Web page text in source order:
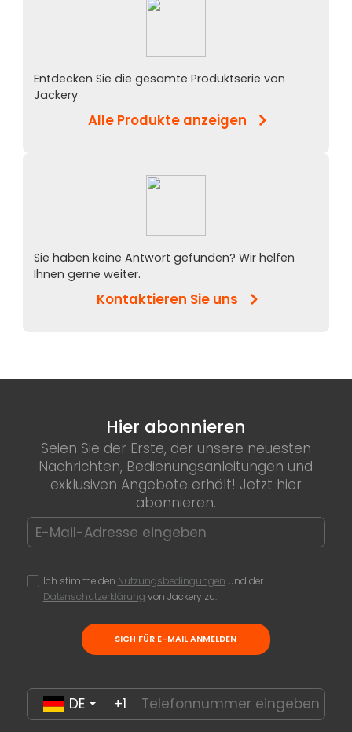
Entdecken Sie die gesamte Produktserie von
Jackery
Alle Produkte anzeigen
Sie haben keine Antwort gefunden? Wir helfen
Ihnen gerne weiter.
Kontaktieren Sie uns
Hier abonnieren
Seien Sie der Erste, der unsere neuesten
Nachrichten, Bedienungsanleitungen und
exklusiven Angebote erhält! Jetzt hier
abonnieren.
Ich stimme den Nutzungsbedingungen und der
Datenschutzerklärung von Jackery zu.
SICH FÜR E-MAIL ANMELDEN
DE +1